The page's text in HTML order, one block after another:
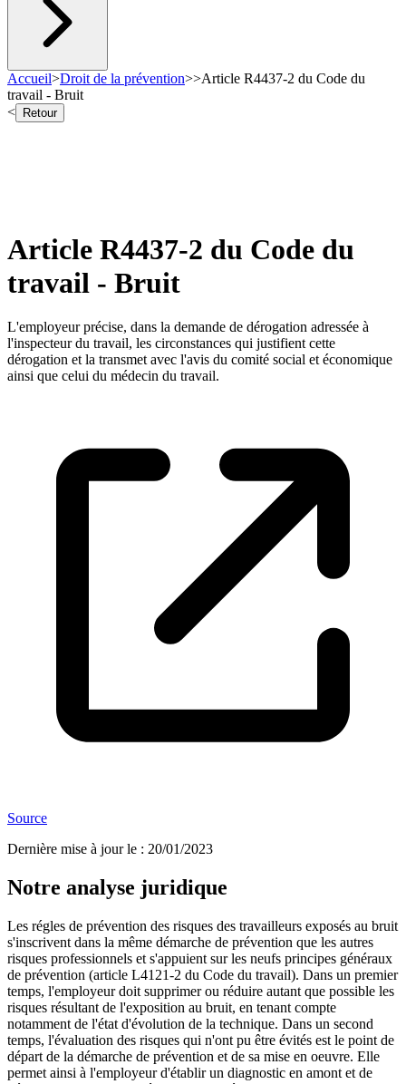
Accueil>Droit de la prévention>>Article R4437-2 du Code du
travail - Bruit
<
Retour
Article R4437-2 du Code du
travail - Bruit
L'employeur précise, dans la demande de dérogation adressée à
l'inspecteur du travail, les circonstances qui justifient cette
dérogation et la transmet avec l'avis du comité social et économique
ainsi que celui du médecin du travail.
Source
Dernière mise à jour le : 20/01/2023
Notre analyse juridique
Les régles de prévention des risques des travailleurs exposés au bruit
s'inscrivent dans la même démarche de prévention que les autres
risques professionnels et s'appuient sur les neufs principes généraux
de prévention (article L4121-2 du Code du travail). Dans un premier
temps, l'employeur doit supprimer ou réduire autant que possible les
risques résultant de l'exposition au bruit, en tenant compte
notamment de l'état d'évolution de la technique. Dans un second
temps, l'évaluation des risques qui n'ont pu être évités est le point de
départ de la démarche de prévention et de sa mise en oeuvre. Elle
permet ainsi à l'employeur d'établir un diagnostic en amont et de